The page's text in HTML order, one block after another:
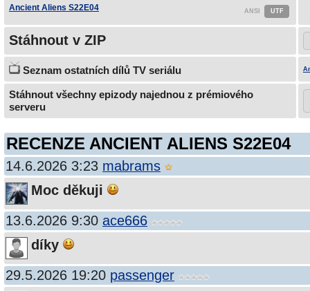
Ancient Aliens S22E04
Stáhnout v ZIP
Seznam ostatních dílů TV seriálu
Stáhnout všechny epizody najednou z prémiového
serveru
RECENZE ANCIENT ALIENS S22E04
14.6.2026 3:23 mabrams
Moc děkuji
13.6.2026 9:30 ace666
díky
29.5.2026 19:20 passenger